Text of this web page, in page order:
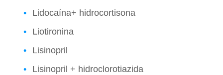
Lidocaína+ hidrocortisona
Liotironina
Lisinopril
Lisinopril + hidroclorotiazida